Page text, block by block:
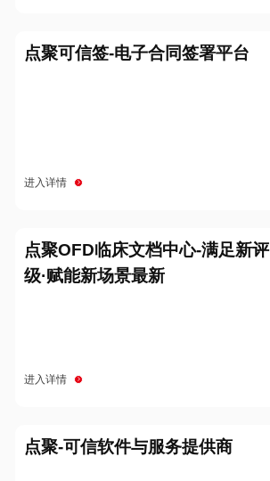
点聚可信签-电子合同签署平台
进入详情
点聚OFD临床文档中心-满足新评
级·赋能新场景最新
进入详情
点聚-可信软件与服务提供商